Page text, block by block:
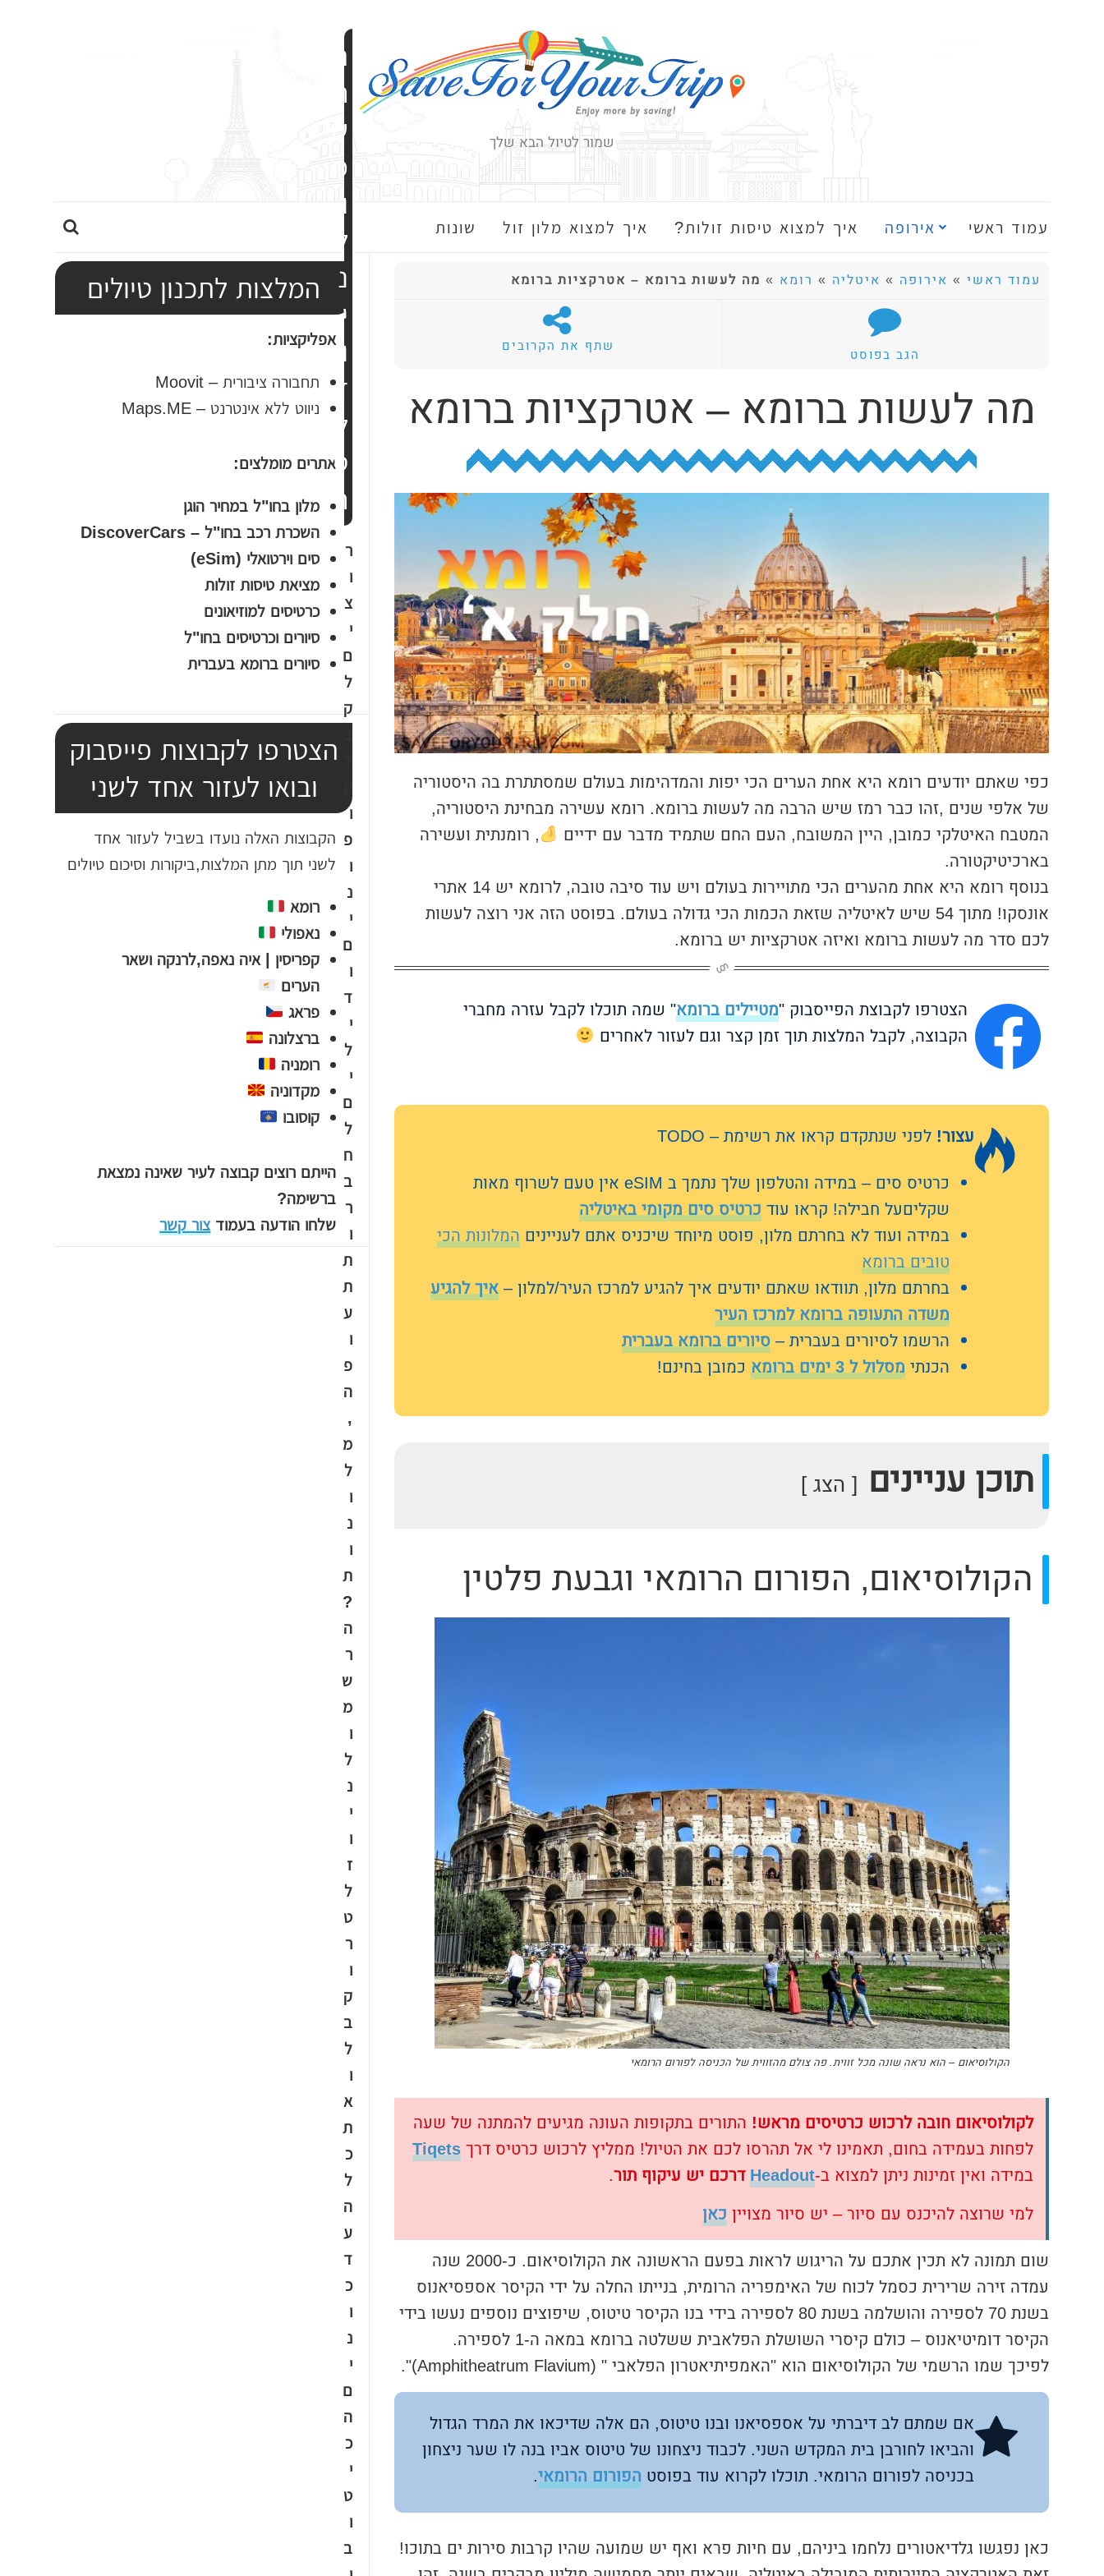
שמור לטיול הבא שלך
עמוד ראשי אירופה איך למצוא טיסות זולות? איך למצוא מלון זול שונות
ה
ח
עמוד ראשי » אירופה » איטליה » רומא » מה לעשות ברומא – אטרקציות ברומא
הגב בפוסט שתף את הקרובים
מה לעשות ברומא – אטרקציות ברומא
כפי שאתם יודעים רומא היא אחת הערים הכי יפות והמדהימות בעולם שמסתתרת בה היסטוריה
של אלפי שנים ,זהו כבר רמז שיש הרבה מה לעשות ברומא. רומא עשירה מבחינת היסטוריה,
המטבח האיטלקי כמובן, היין המשובח, העם החם שתמיד מדבר עם ידיים
, רומנתית ועשירה
בארכיטיקטורה.
בנוסף רומא היא אחת מהערים הכי מתויירות בעולם ויש עוד סיבה טובה, לרומא יש 14 אתרי
אונסקו! מתוך 54 שיש לאיטליה שזאת הכמות הכי גדולה בעולם. בפוסט הזה אני רוצה לעשות
לכם סדר מה לעשות ברומא ואיזה אטרקציות יש ברומא.
הצטרפו לקבוצת הפייסבוק "מטיילים ברומא" שמה תוכלו לקבל עזרה מחברי
הקבוצה, לקבל המלצות תוך זמן קצר וגם לעזור לאחרים
עצור! לפני שנתקדם קראו את רשימת – TODO
כרטיס סים – במידה והטלפון שלך נתמך ב eSIM אין טעם לשרוף מאות
שקליםעל חבילה! קראו עודכרטיס סים מקומי באיטליה
במידה ועוד לא בחרתם מלון, פוסט מיוחד שיכניס אתם לענייניםהמלונות הכי
טובים ברומא
בחרתם מלון, תוודאו שאתם יודעים איך להגיע למרכז העיר/למלון –איך להגיע
משדה התעופה ברומא למרכז העיר
הרשמו לסיורים בעברית –סיורים ברומא בעברית
הכנתימסלול ל 3 ימים ברומא כמובן בחינם!
תוכן עניינים הצג
הקולוסיאום, הפורום הרומאי וגבעת פלטין
הקולוסיאום – הוא נראה שונה מכל זווית. פה צולם מהזווית של הכניסה לפורום הרומאי
לקולוסיאום חובה לרכוש כרטיסים מראש! התורים בתקופות העונה מגיעים להמתנה של שעה
לפחות בעמידה בחום, תאמינו לי אל תהרסו לכם את הטיול! ממליץ לרכוש כרטיס דרךTiqets
במידה ואין זמינות ניתן למצוא ב-Headout דרכם יש עיקוף תור.
למי שרוצה להיכנס עם סיור – יש סיור מצוייןכאן
שום תמונה לא תכין אתכם על הריגוש לראות בפעם הראשונה את הקולוסיאום. כ-2000 שנה
עמדה זירה שרירית כסמל לכוח של האימפריה הרומית, בנייתו החלה על ידי הקיסר אספסיאנוס
בשנת 70 לספירה והושלמה בשנת 80 לספירה בידי בנו הקיסר טיטוס, שיפוצים נוספים נעשו בידי
הקיסר דומיטיאנוס – כולם קיסרי השושלת הפלאבית ששלטה ברומא במאה ה-1 לספירה.
לפיכך שמו הרשמי של הקולוסיאום הוא "האמפיתיאטרון הפלאבי " (Amphitheatrum Flavium)".
אם שמתם לב דיברתי על אספסיאנו ובנו טיטוס, הם אלה שדיכאו את המרד הגדול
והביאו לחורבן בית המקדש השני. לכבוד ניצחונו של טיטוס אביו בנה לו שער ניצחון
בכניסה לפורום הרומאי. תוכלו לקרוא עוד בפוסטהפורום הרומאי.
כאן נפגשו גלדיאטורים נלחמו ביניהם, עם חיות פרא ואף יש שמועה שהיו קרבות סירות ים בתוכו!
המלצות לתכנון טיולים
אפליקציות:
תחבורה ציבורית – Moovit
ניווט ללא אינטרנט – Maps.ME
אתרים מומלצים:
מלון בחו"ל במחיר הוגן
השכרת רכב בחו"ל – DiscoverCars
סים וירטואלי (eSim)
מציאת טיסות זולות
כרטיסים למוזיאונים
סיורים וכרטיסים בחו"ל
סיורים ברומא בעברית
הצטרפו לקבוצות פייסבוק
ובואו לעזור אחד לשני
הקבוצות האלה נועדו בשביל לעזור אחד
לשני תוך מתן המלצות,ביקורות וסיכום טיולים
רומא
נאפולי
קפריסין | איה נאפה,לרנקה ושאר
הערים
פראג
ברצלונה
רומניה
מקדוניה
קוסובו
הייתם רוצים קבוצה לעיר שאינה נמצאת
ברשימה?
שלחו הודעה בעמודצור קשר
ה
ר
ש
מ
ו
ל
נ
י
ו
ז
ל
ט
ר
ר
ו
צ
י
ם
ל
ק
ו
פ
ו
נ
י
ם
ו
ד
י
ל
י
ם
ל
ח
ב
ר
ו
ת
ת
ע
ו
פ
ה
,
מ
ל
ו
נ
ו
ת
?
ה
ר
ש
מ
ו
ל
נ
י
ו
ז
ל
ט
ר
ו
ק
ב
ל
ו
א
ת
כ
ל
ה
ע
ד
כ
ו
נ
י
ם
ה
כ
י
ט
ו
ב